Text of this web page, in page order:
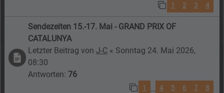
1 2 3 4
Sendezeiten 15.-17. Mai - GRAND PRIX OF
CATALUNYA
Letzter Beitrag vonJ-C « Sonntag 24. Mai 2026,
08:30
Antworten:76
1 … 4 5 6 7 8